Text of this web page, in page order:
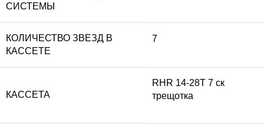
СИСТЕМЫ
КОЛИЧЕСТВО ЗВЕЗД В
КАССЕТЕ
7
КАССЕТА
RHR 14-28T 7 ск
трещотка